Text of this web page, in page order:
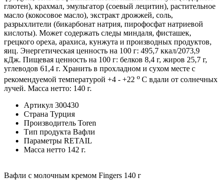
глютен), крахмал, эмульгатор (соевый лецитин), растительное
масло (кокосовое масло), экстракт дрожжей, соль,
разрыхлители (бикарбонат натрия, пирофосфат натриевой
кислоты). Может содержать следы миндаля, фисташек,
грецкого ореха, арахиса, кунжута и производных продуктов,
яиц. Энергетическая ценность на 100 г: 495,7 ккал/2073,9
кДж. Пищевая ценность на 100 г: белков 8,4 г, жиров 25,7 г,
углеводов 61,4 г. Хранить в прохладном и сухом месте с
рекомендуемой температурой +4 - +22 о С вдали от солнечных
лучей. Масса нетто: 140 г.
Артикул 300430
Страна Турция
Производитель Toren
Тип продукта Вафли
Параметры RETAIL
Масса нетто 142 г.
Вафли с молочным кремом Fingers 140 г